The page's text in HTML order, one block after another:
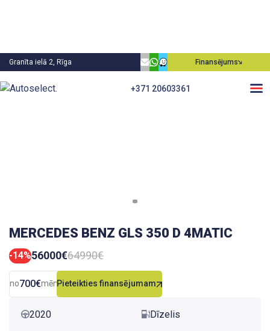
Granīta ielā 2, Rīga Finansējums
+371 20603361
MERCEDES BENZ GLS 350 D 4MATIC
-14%56000€64990€
no700€mēn.Pieteikties finansējumam
2020 Dīzelis